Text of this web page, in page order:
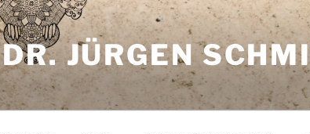
DR. JÜRGEN